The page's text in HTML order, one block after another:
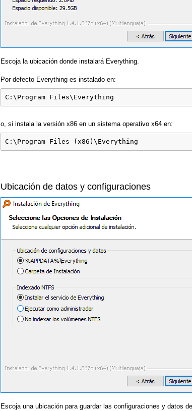
Escoja la ubicación donde instalará Everything.
Por defecto Everything es instalado en:
C:\Program Files\Everything
o, si instala la versión x86 en un sistema operativo x64 en:
C:\Program Files (x86)\Everything
Ubicación de datos y configuraciones
Escoja una ubicación para guardar las configuraciones y datos